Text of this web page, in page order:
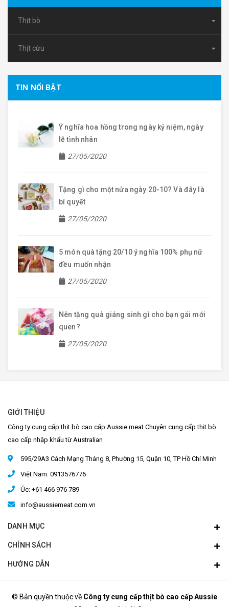
Thịt bò
Thịt cừu
TIN NỔI BẬT
Ý nghĩa hoa hồng trong ngày kỷ niệm, ngày
lễ tình nhân
27/05/2020
Tặng gì cho một nửa ngày 20-10? Và đây là
bí quyết
27/05/2020
5 món quà tặng 20/10 ý nghĩa 100% phụ nữ
đều muốn nhận
27/05/2020
Nên tặng quà giáng sinh gì cho bạn gái mới
quen?
27/05/2020
GIỚI THIỆU
Công ty cung cấp thịt bò cao cấp Aussie meat Chuyên cung cấp thịt bò
cao cấp nhập khẩu từ Australian
595/29A3 Cách Mạng Tháng 8, Phường 15, Quận 10, TP Hồ Chí Minh
Việt Nam: 0913576776
Úc: +61 466 976 789
info@aussiemeat.com.vn
DANH MỤC
CHÍNH SÁCH
HƯỚNG DẪN
© Bản quyền thuộc về Công ty cung cấp thịt bò cao cấp Aussie